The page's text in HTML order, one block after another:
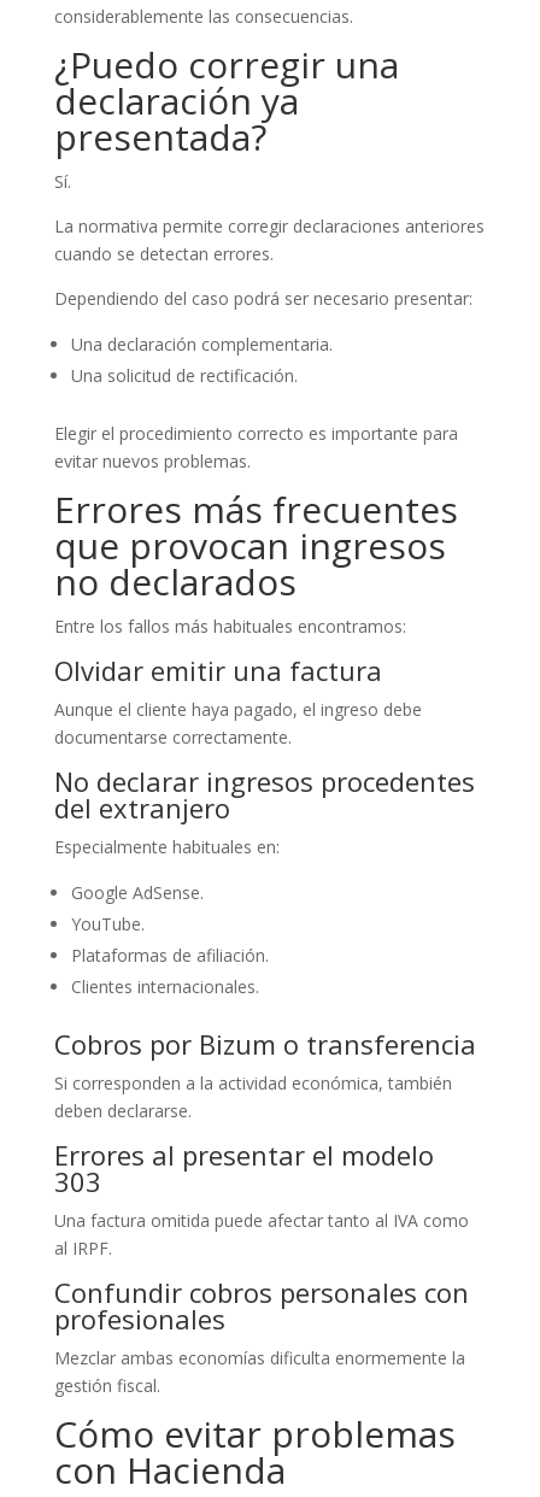
considerablemente las consecuencias.
¿Puedo corregir una
declaración ya
presentada?
Sí.
La normativa permite corregir declaraciones anteriores
cuando se detectan errores.
Dependiendo del caso podrá ser necesario presentar:
Una declaración complementaria.
Una solicitud de rectificación.
Elegir el procedimiento correcto es importante para
evitar nuevos problemas.
Errores más frecuentes
que provocan ingresos
no declarados
Entre los fallos más habituales encontramos:
Olvidar emitir una factura
Aunque el cliente haya pagado, el ingreso debe
documentarse correctamente.
No declarar ingresos procedentes
del extranjero
Especialmente habituales en:
Google AdSense.
YouTube.
Plataformas de afiliación.
Clientes internacionales.
Cobros por Bizum o transferencia
Si corresponden a la actividad económica, también
deben declararse.
Errores al presentar el modelo
303
Una factura omitida puede afectar tanto al IVA como
al IRPF.
Confundir cobros personales con
profesionales
Mezclar ambas economías dificulta enormemente la
gestión fiscal.
Cómo evitar problemas
con Hacienda